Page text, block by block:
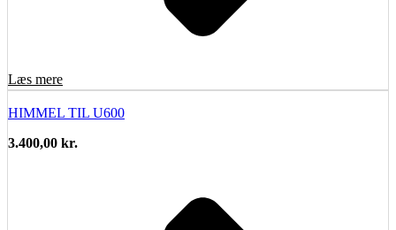
Læs mere
HIMMEL TIL U600
3.400,00 kr.